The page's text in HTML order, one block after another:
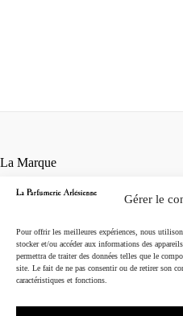
Gérer le
Pour offrir les meilleures expériences, nous
stocker et/ou accéder aux informations des
permettra de traiter des données telles que le
site. Le fait de ne pas consentir ou de retirer son
caractéristiques et fonctions.
La Marque
Conditions générales de vente
Mentions légales
Instagram